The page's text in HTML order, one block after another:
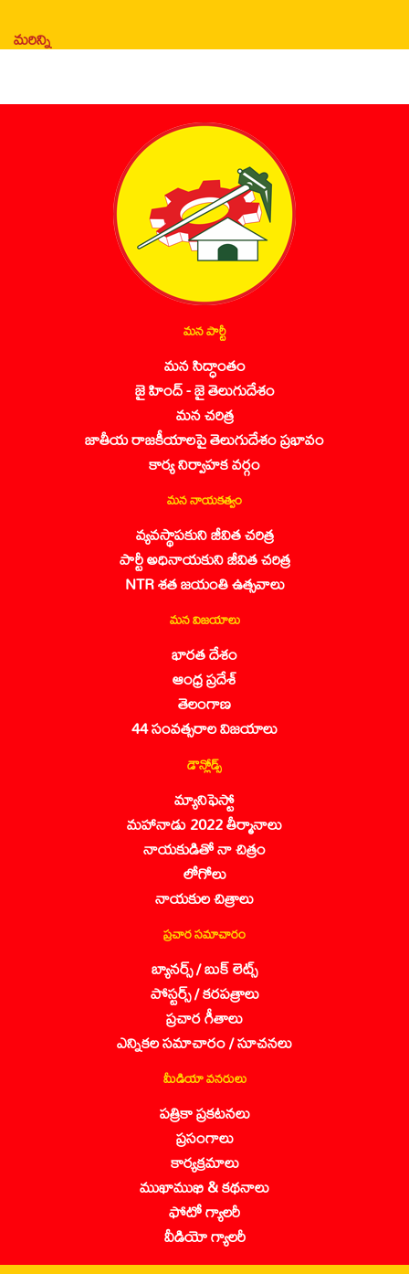
మరిన్ని
మన పార్టీ
మన సిద్ధాంతం
జై హింద్ - జై తెలుగుదేశం
మన చరిత్ర
జాతీయ రాజకీయాలపై తెలుగుదేశం ప్రభావం
కార్య నిర్వాహక వర్గం
మన నాయకత్వం
వ్యవస్థాపకుని జీవిత చరిత్ర
పార్టీ అధినాయకుని జీవిత చరిత్ర
NTR శత జయంతి ఉత్సవాలు
మన విజయాలు
భారత దేశం
ఆంధ్ర ప్రదేశ్
తెలంగాణ
44 సంవత్సరాల విజయాలు
డౌన్లోడ్స్
మ్యానిఫెస్టో
మహానాడు 2022 తీర్మానాలు
నాయకుడితో నా చిత్రం
లోగోలు
నాయకుల చిత్రాలు
ప్రచార సమాచారం
బ్యానర్స్ / బుక్ లెట్స్
పోస్టర్స్ / కరపత్రాలు
ప్రచార గీతాలు
ఎన్నికల సమాచారం / సూచనలు
మీడియా వనరులు
పత్రికా ప్రకటనలు
ప్రసంగాలు
కార్యక్రమాలు
ముఖాముఖి & కథనాలు
ఫోటో గ్యాలరీ
వీడియో గ్యాలరీ